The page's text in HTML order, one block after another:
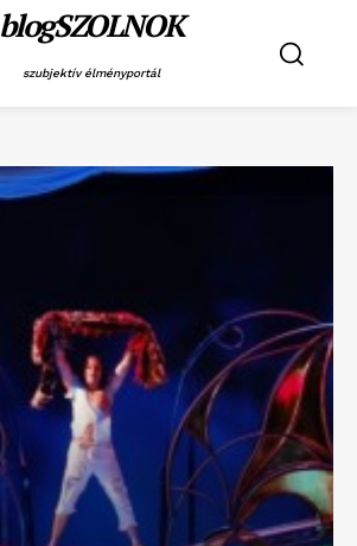
blogSZOLNOK
szubjektív élményportál